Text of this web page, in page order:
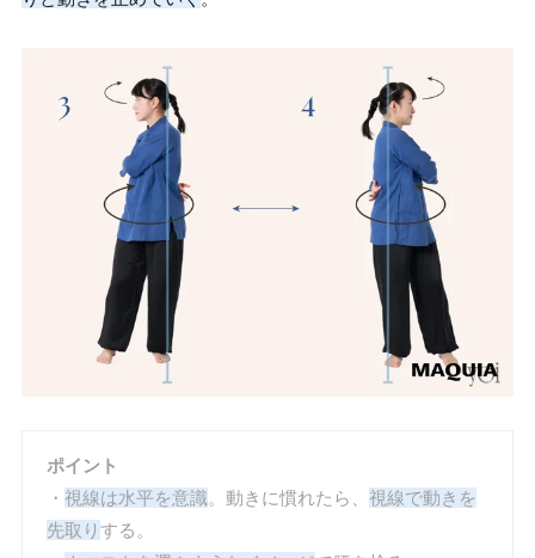
ポイント
・ 視線は水平を意識。動きに慣れたら、 視線で動きを
先取り する。